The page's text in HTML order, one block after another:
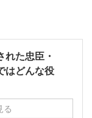
れた忠臣・
はどんな役
る